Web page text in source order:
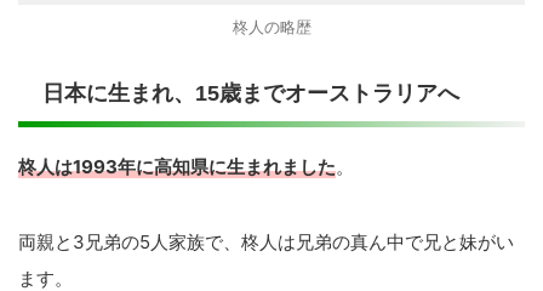
柊人の略歴
日本に生まれ、15歳までオーストラリアへ
柊人は1993年に高知県に生まれました。
両親と3兄弟の5人家族で、柊人は兄弟の真ん中で兄と妹がい
ます。